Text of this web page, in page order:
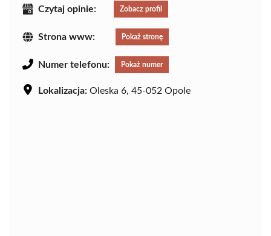
Czytaj opinie: Zobacz profil
Strona www: Pokaż stronę
Numer telefonu: Pokaż numer
Lokalizacja: Oleska 6, 45-052 Opole